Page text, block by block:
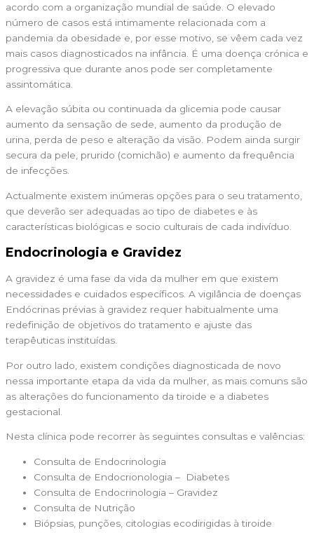
acordo com a organização mundial de saúde. O elevado
número de casos está intimamente relacionada com a
pandemia da obesidade e, por esse motivo, se vêem cada vez
mais casos diagnosticados na infância. É uma doença crónica e
progressiva que durante anos pode ser completamente
assintomática.
A elevação súbita ou continuada da glicemia pode causar
aumento da sensação de sede, aumento da produção de
urina, perda de peso e alteração da visão. Podem ainda surgir
secura da pele, prurido (comichão) e aumento da frequência
de infecções.
Actualmente existem inúmeras opções para o seu tratamento,
que deverão ser adequadas ao tipo de diabetes e às
características biológicas e socio culturais de cada indivíduo.
Endocrinologia e Gravidez
A gravidez é uma fase da vida da mulher em que existem
necessidades e cuidados específicos. A vigilância de doenças
Endócrinas prévias à gravidez requer habitualmente uma
redefinição de objetivos do tratamento e ajuste das
terapêuticas instituídas.
Por outro lado, existem condições diagnosticada de novo
nessa importante etapa da vida da mulher, as mais comuns são
as alterações do funcionamento da tiroide e a diabetes
gestacional.
Nesta clínica pode recorrer às seguintes consultas e valências:
Consulta de Endocrinologia
Consulta de Endocrionologia – Diabetes
Consulta de Endocrinologia – Gravidez
Consulta de Nutrição
Biópsias, punções, citologias ecodirigidas à tiroide